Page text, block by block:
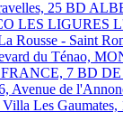
25 BD
LES LIGURES
Rousse - Saint
du Ténao,
7 BD
Avenue de
Villa Les Gaumates,